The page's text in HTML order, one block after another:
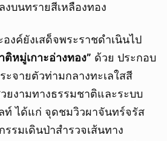
งบนทรายสีเหลืองทอง
งค์ยังเสด็จพระราชดำเนินไป
หมู่เกาะอ่างทอง” ด้วย ประกอบ
ะจายตัวท่ามกลางทะเลใสสี
ยงามทางธรรมชาติและระบบ
ท์ ได้แก่ จุดชมวิวผาจันทร์จรัส
รมเดินป่าสำรวจเส้นทาง